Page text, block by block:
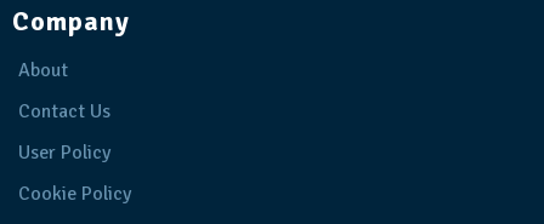
Company
About
Contact Us
User Policy
Cookie Policy